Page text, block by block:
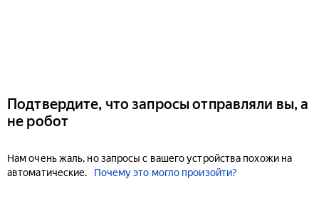
Подтвердите, что запросы отправляли вы, а
не робот
Нам очень жаль, но запросы с вашего устройства похожи на
автоматические.
Почему это могло произойти?